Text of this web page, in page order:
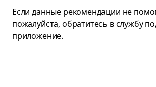
Если данные рекомендации не
пожалуйста, обратитесь в службу
приложение.